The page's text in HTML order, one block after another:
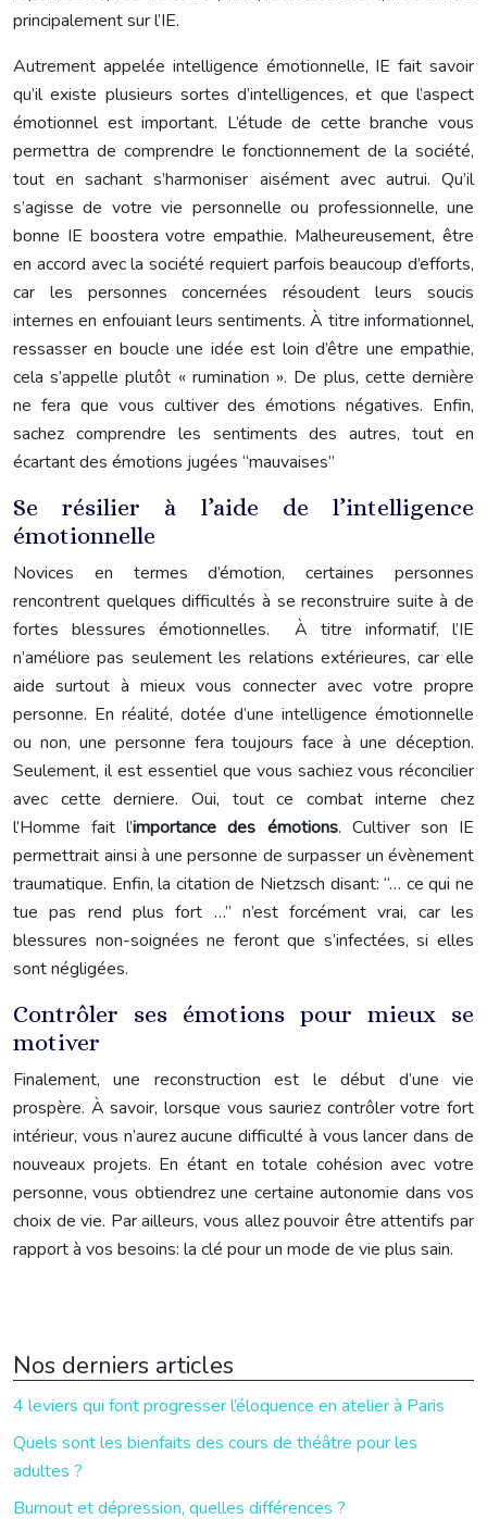
principalement sur l’IE.
Autrement appelée intelligence émotionnelle, IE fait savoir
qu’il existe plusieurs sortes d’intelligences, et que l’aspect
émotionnel est important. L’étude de cette branche vous
permettra de comprendre le fonctionnement de la société,
tout en sachant s’harmoniser aisément avec autrui. Qu’il
s’agisse de votre vie personnelle ou professionnelle, une
bonne IE boostera votre empathie. Malheureusement, être
en accord avec la société requiert parfois beaucoup d’efforts,
car les personnes concernées résoudent leurs soucis
internes en enfouiant leurs sentiments. À titre informationnel,
ressasser en boucle une idée est loin d’être une empathie,
cela s’appelle plutôt « rumination ». De plus, cette dernière
ne fera que vous cultiver des émotions négatives. Enfin,
sachez comprendre les sentiments des autres, tout en
écartant des émotions jugées “mauvaises”
Se résilier à l’aide de l’intelligence
émotionnelle
Novices en termes d’émotion, certaines personnes
rencontrent quelques difficultés à se reconstruire suite à de
fortes blessures émotionnelles. À titre informatif, l’IE
n’améliore pas seulement les relations extérieures, car elle
aide surtout à mieux vous connecter avec votre propre
personne. En réalité, dotée d’une intelligence émotionnelle
ou non, une personne fera toujours face à une déception.
Seulement, il est essentiel que vous sachiez vous réconcilier
avec cette derniere. Oui, tout ce combat interne chez
l’Homme fait l’importance des émotions. Cultiver son IE
permettrait ainsi à une personne de surpasser un évènement
traumatique. Enfin, la citation de Nietzsch disant: “… ce qui ne
tue pas rend plus fort …” n’est forcément vrai, car les
blessures non-soignées ne feront que s’infectées, si elles
sont négligées.
Contrôler ses émotions pour mieux se
motiver
Finalement, une reconstruction est le début d’une vie
prospère. À savoir, lorsque vous sauriez contrôler votre fort
intérieur, vous n’aurez aucune difficulté à vous lancer dans de
nouveaux projets. En étant en totale cohésion avec votre
personne, vous obtiendrez une certaine autonomie dans vos
choix de vie. Par ailleurs, vous allez pouvoir être attentifs par
rapport à vos besoins: la clé pour un mode de vie plus sain.
Nos derniers articles
4 leviers qui font progresser l’éloquence en atelier à Paris
Quels sont les bienfaits des cours de théâtre pour les
adultes ?
Burnout et dépression, quelles différences ?